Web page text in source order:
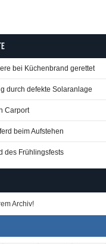
bei Küchenbrand gerettet
durch defekte Solaranlage
Carport
beim Aufstehen
des Frühlingsfests
Archiv!